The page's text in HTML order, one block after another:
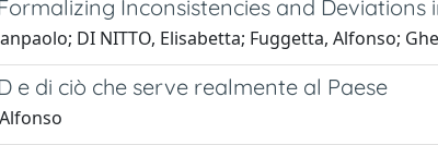
Inconsistencies and Deviations
DI NITTO, Elisabetta; Fuggetta, Alfonso;
e di ciò che serve realmente al Paese